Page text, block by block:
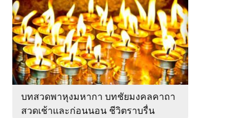
บทสวดพาหุงมหากา บทชัยมงคลคาถา
สวดเช้าและก่อนนอน ชีวิตราบรื่น